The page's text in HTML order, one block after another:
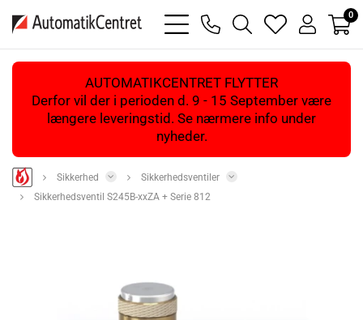
bars
light
phone
magnifying
glass
heart
light
user
light
0
AUTOMATIKCENTRET FLYTTER
Derfor vil der i perioden d. 9 - 15 September være
længere leveringstid. Se nærmere info under
nyheder.
Sikkerhed
Sikkerhedsventiler
Sikkerhedsventil S245B-xxZA + Serie 812